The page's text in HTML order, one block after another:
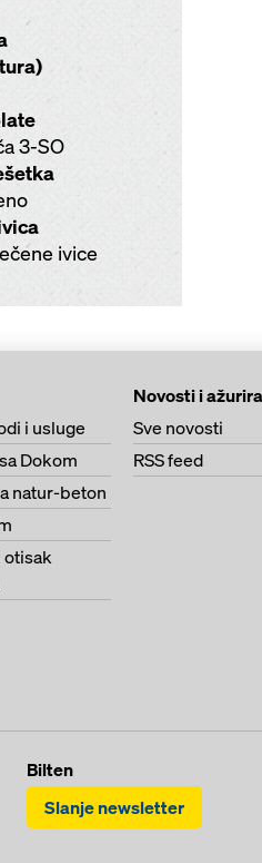
3-SO
ivice
i usluge
Dokom
natur-beton
otisak
Novosti i
Sve novosti
RSS feed
Bilten
Slanje newsletter